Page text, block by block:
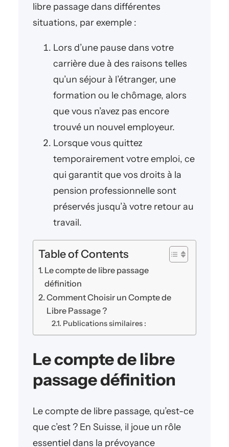
libre passage dans différentes
situations, par exemple :
Lors d’une pause dans votre
carrière due à des raisons telles
qu’un séjour à l’étranger, une
formation ou le chômage, alors
que vous n’avez pas encore
trouvé un nouvel employeur.
Lorsque vous quittez
temporairement votre emploi, ce
qui garantit que vos droits à la
pension professionnelle sont
préservés jusqu’à votre retour au
travail.
Table of Contents
Le compte de libre passage
définition
Comment Choisir un Compte de
Libre Passage ?
Publications similaires :
Le compte de libre
passage définition
Le compte de libre passage, qu’est-ce
que c’est ? En Suisse, il joue un rôle
essentiel dans la prévoyance